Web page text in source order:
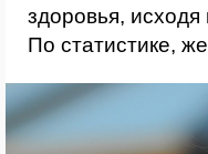
здоровья,
По статистике,